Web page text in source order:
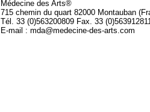
Médecine des Arts®
715 chemin du quart 82000 Montauban
Tél. 33 (0)563200809 Fax. 33
E-mail : mda@medecine-des-arts.com